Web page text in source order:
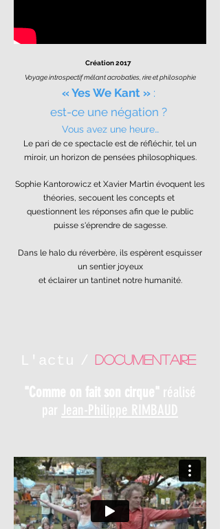
Création 2017
Voyage introspectifmêlant acrobaties, rire et philosophie
« Yes We Kant » :
est-ce une négation ?
Vous avez une heure…
Le pari de ce spectacle est de réfléchir, tel un
miroir, un horizon de pensées philosophiques.
Sophie Kantorowicz et Xavier Martin évoquent les
théories, secouent les concepts et
questionnent les réponses afin que le public
puisse s'éprendre de sagesse.
Dans le halo du réverbère, ils espèrent esquisser
un sentier joyeux
et éclairer un tantinet notre humanité.
L'actu / Documentaire
"Comme on fait son cirque" réalisé
par Jean-Philippe RIMBAUD